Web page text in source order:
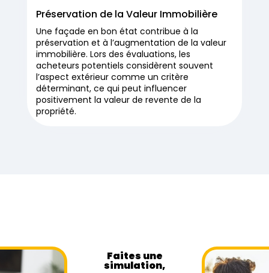
Préservation de la Valeur Immobilière
Une façade en bon état contribue à la
préservation et à l’augmentation de la valeur
immobilière. Lors des évaluations, les
acheteurs potentiels considèrent souvent
l’aspect extérieur comme un critère
déterminant, ce qui peut influencer
positivement la valeur de revente de la
propriété.
Faites une
simulation,